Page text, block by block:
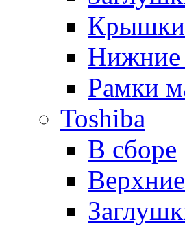
Нижние
Рамки
Toshiba
В сборе